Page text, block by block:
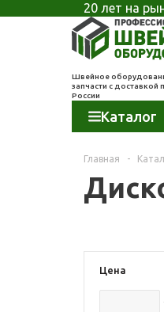
20 лет на
Швейное
запчасти с доставкой
России
Каталог
Главная -
Цена